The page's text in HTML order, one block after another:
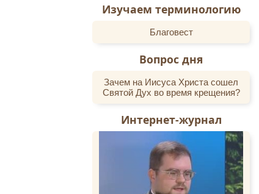
Изучаем терминологию
Благовест
Вопрос дня
Зачем на Иисуса Христа сошел
Святой Дух во время крещения?
Интернет-журнал